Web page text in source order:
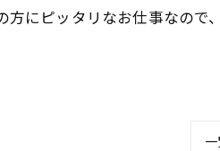
方にピッタリなお仕事なの